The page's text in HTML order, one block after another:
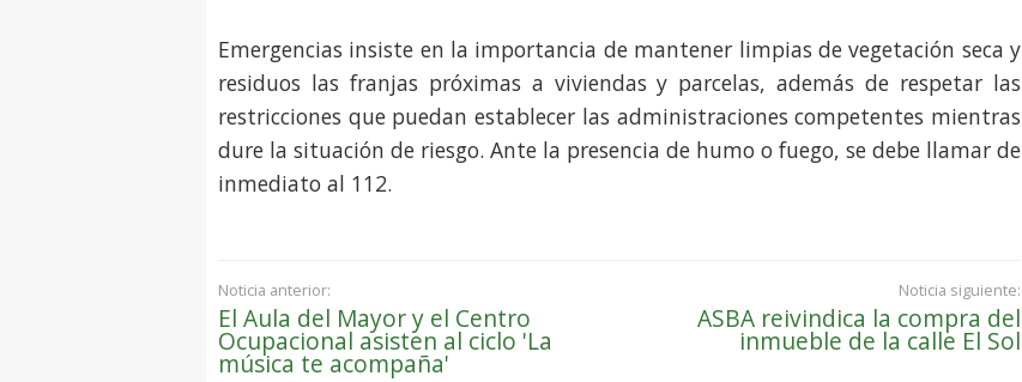
Emergencias insiste en la importancia de mantener limpias de vegetación seca y
residuos las franjas próximas a viviendas y parcelas, además de respetar las
restricciones que puedan establecer las administraciones competentes mientras
dure la situación de riesgo. Ante la presencia de humo o fuego, se debe llamar de
inmediato al 112.
Noticia anterior:
El Aula del Mayor y el Centro
Ocupacional asisten al ciclo 'La
música te acompaña'
Noticia siguiente:
ASBA reivindica la compra del
inmueble de la calle El Sol